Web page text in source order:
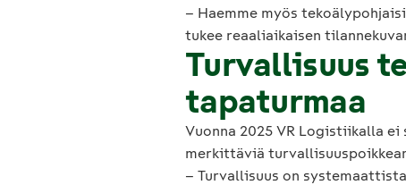
– Haemme myös
tukee reaaliaikaisen
Turvallisuus
tapaturmaa
Vuonna 2025 VR Logistiikalla
merkittäviä
– Turvallisuus on